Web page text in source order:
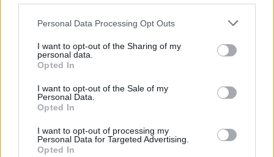
Personal Data Processing Opt Outs
I want to opt-out of the Sharing of my
personal data.
Opted In
I want to opt-out of the Sale of my
Personal Data.
Opted In
I want to opt-out of processing my
Personal Data for Targeted Advertising.
Opted In
οικονομικά προσιτό, καινοτόμο και διαφανές και κερδίζει
όλο και περισσότερο έδαφος σε χώρες της Ευρώπης,
αντιλαμβάνεται την ανάγκη για μετασχηματισμό του
ελληνικού Real Estate και καινοτομεί, δημιουργώντας για
πρώτη φορά ένα ολοκληρωμένο σύστημα υπηρεσιών που
πλαισιώνει τις σχέσεις μεταξύ των συνιδιοκτητών.
εταιρείας στην οποία ανήκει, παρέχοντας στους
συνιδιοκτήτες πληθώρα υπηρεσιών έτσι ώστε εκείνοι να